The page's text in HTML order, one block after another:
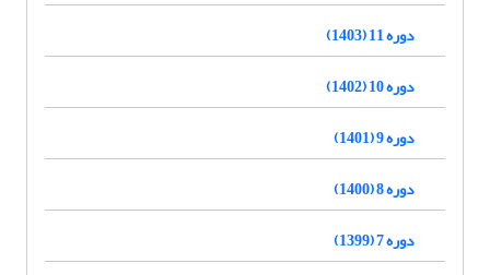
دوره 11 (1403)
دوره 10 (1402)
دوره 9 (1401)
دوره 8 (1400)
دوره 7 (1399)